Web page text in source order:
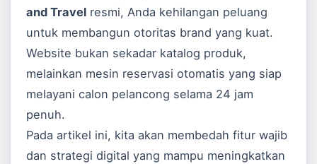
and Travel resmi, Anda kehilangan peluang
untuk membangun otoritas brand yang kuat.
Website bukan sekadar katalog produk,
melainkan mesin reservasi otomatis yang siap
melayani calon pelancong selama 24 jam
penuh.
Pada artikel ini, kita akan membedah fitur wajib
dan strategi digital yang mampu meningkatkan